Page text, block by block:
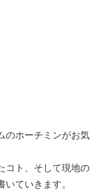
のホーチミンがお気
コト、そして現地の
ていきます。